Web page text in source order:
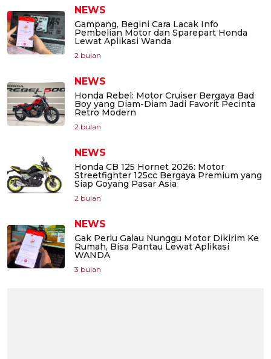
NEWS
Gampang, Begini Cara Lacak Info
Pembelian Motor dan Sparepart Honda
Lewat Aplikasi Wanda
2 bulan
NEWS
Honda Rebel: Motor Cruiser Bergaya Bad
Boy yang Diam-Diam Jadi Favorit Pecinta
Retro Modern
2 bulan
NEWS
Honda CB 125 Hornet 2026: Motor
Streetfighter 125cc Bergaya Premium yang
Siap Goyang Pasar Asia
2 bulan
NEWS
Gak Perlu Galau Nunggu Motor Dikirim Ke
Rumah, Bisa Pantau Lewat Aplikasi
WANDA
3 bulan